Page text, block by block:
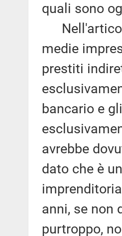
quali sono
medie
prestiti
bancario e
avrebbe
dato che è
anni, se non
purtroppo,